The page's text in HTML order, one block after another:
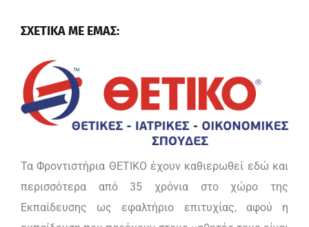
ΣΧΕΤΙΚΑ ΜΕ ΕΜΑΣ:
Τα Φροντιστήρια ΘΕΤΙΚΟ έχουν καθιερωθεί εδώ και
περισσότερα από 35 χρόνια στο χώρο της
Εκπαίδευσης ως εφαλτήριο επιτυχίας, αφού η